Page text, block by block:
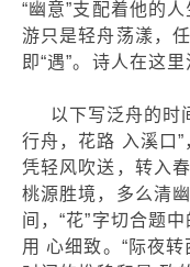
“幽意”支配着他的
游只是轻舟荡漾，
即“遇”。诗人在这
以下写泛舟的时
行舟，花路 入溪口
凭轻风吹送，转入
桃源胜境，多么清
间，“花”字切合题
用 心细致。“际夜